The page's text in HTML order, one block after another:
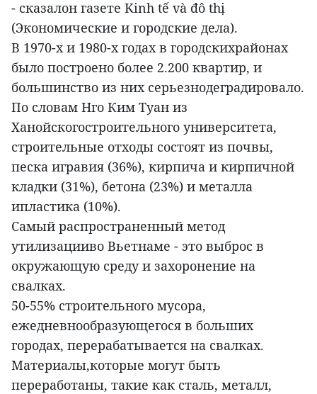
- сказалон газете Kinh tế và đô thị
(Экономические и городские дела).
В 1970-х и 1980-х годах в городскихрайонах
было построено более 2.200 квартир, и
большинство из них серьезнодеградировало.
По словам Нго Ким Туан из
Ханойскогостроительного университета,
строительные отходы состоят из почвы,
песка игравия (36%), кирпича и кирпичной
кладки (31%), бетона (23%) и металла
ипластика (10%).
Самый распространенный метод
утилизацииво Вьетнаме - это выброс в
окружающую среду и захоронение на
свалках.
50-55% строительного мусора,
ежедневнообразующегося в больших
городах, перерабатывается на свалках.
Материалы,которые могут быть
переработаны, такие как сталь, металл,